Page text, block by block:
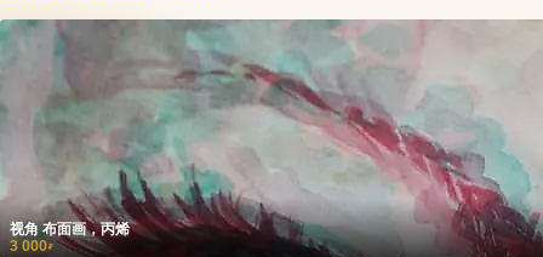
视角 布面画，丙烯
3 000₽